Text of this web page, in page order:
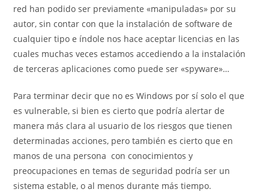
red han podido ser previamente «manipuladas» por su
autor, sin contar con que la instalación de software de
cualquier tipo e índole nos hace aceptar licencias en las
cuales muchas veces estamos accediendo a la instalación
de terceras aplicaciones como puede ser «spyware»…
Para terminar decir que no es Windows por sí solo el que
es vulnerable, si bien es cierto que podría alertar de
manera más clara al usuario de los riesgos que tienen
determinadas acciones, pero también es cierto que en
manos de una persona con conocimientos y
preocupaciones en temas de seguridad podría ser un
sistema estable, o al menos durante más tiempo.